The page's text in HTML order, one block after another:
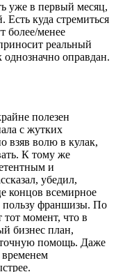
уже в первый месяц,
куда стремиться
более/менее
реальный
оправдан.
полезен
с жутких
взяв волю в кулак,
К тому же
и
убедил,
концов всемирное
пользу франшизы. По
тот момент, что в
бизнес план,
помощь. Даже